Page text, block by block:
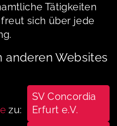
Tätigkeiten
sich über jede
anderen Websites
zu:
SV Concordia
Erfurt e.V.